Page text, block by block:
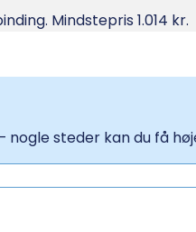
Mindstepris 1.014 kr.
nogle steder kan du få